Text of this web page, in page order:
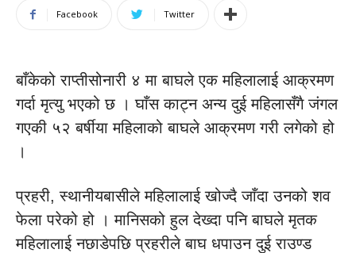
Facebook Twitter
बाँकेको राप्तीसोनारी ४ मा बाघले एक महिलालाई आक्रमण
गर्दा मृत्यु भएको छ । घाँस काट्न अन्य दुई महिलासँगै जंगल
गएकी ५२ बर्षीया महिलाको बाघले आक्रमण गरी लगेको हो
।
प्रहरी, स्थानीयबासीले महिलालाई खोज्दै जाँदा उनको शव
फेला परेको हो । मानिसको हुल देख्दा पनि बाघले मृतक
महिलालाई नछाडेपछि प्रहरीले बाघ धपाउन दुई राउण्ड